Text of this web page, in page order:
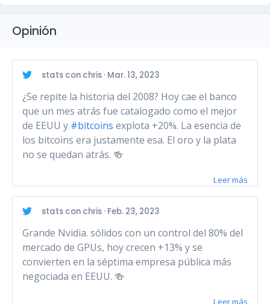
Opinión
stats con chris · Mar. 13, 2023
¿Se repite la historia del 2008? Hoy cae el banco
que un mes atrás fue catalogado como el mejor
de EEUU y #bitcoins explota +20%. La esencia de
los bitcoins era justamente esa. El oro y la plata
no se quedan atrás. 🍻
Leer más
stats con chris · Feb. 23, 2023
Grande Nvidia. sólidos con un control del 80% del
mercado de GPUs, hoy crecen +13% y se
convierten en la séptima empresa pública más
negociada en EEUU. 🍻
Leer más